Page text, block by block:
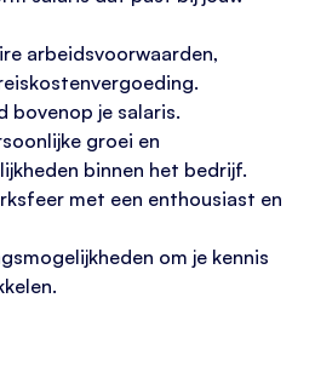
arbeidsvoorwaarden,
bovenop je salaris.
groei en
binnen het bedrijf.
met een enthousiast en
om je kennis